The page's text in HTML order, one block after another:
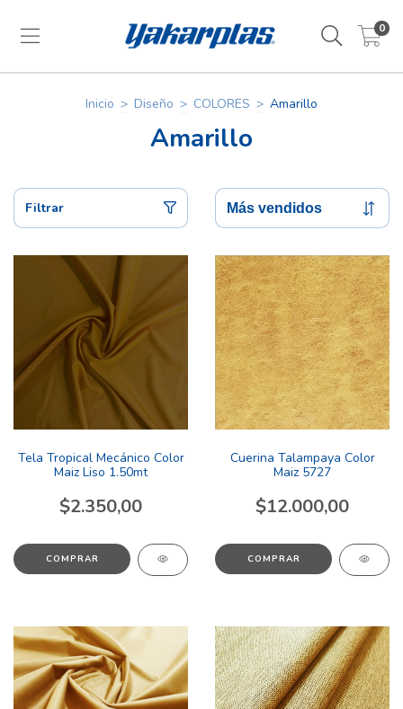
0
Inicio > Diseño > COLORES > Amarillo
Amarillo
Filtrar
Tela Tropical Mecánico Color
Maiz Liso 1.50mt
$2.350,00
COMPRAR
Cuerina Talampaya Color
Maiz 5727
$12.000,00
COMPRAR